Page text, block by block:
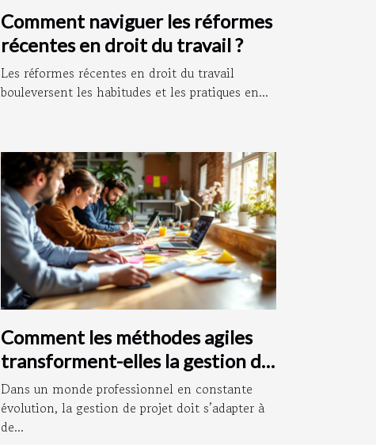
Comment naviguer les réformes
récentes en droit du travail ?
Les réformes récentes en droit du travail
bouleversent les habitudes et les pratiques en...
Comment les méthodes agiles
transforment-elles la gestion de
projet ?
Dans un monde professionnel en constante
évolution, la gestion de projet doit s’adapter à
de...